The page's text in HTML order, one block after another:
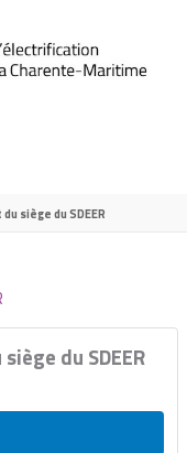
siège du SDEER
du SDEER